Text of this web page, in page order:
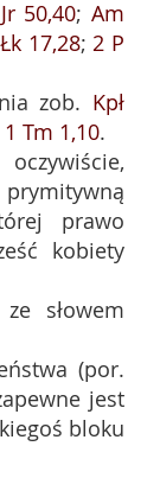
Jr 50,40;Am
Łk 17,28;2 P
zob. Kpł
1 Tm 1,10.
prawo
kobiety
słowem
(por.
jest
bloku